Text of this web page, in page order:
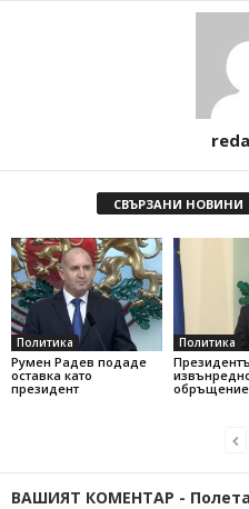
СВЪРЗАНИ НОВИНИ
Политика
Румен Радев подаде
оставка като
президент
Политика
обръщение
ВАШИЯТ КОМЕНТАР -